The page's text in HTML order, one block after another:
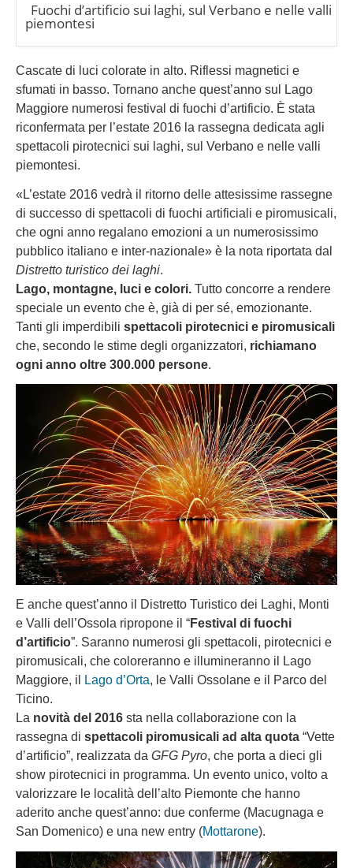
Fuochi d’artificio sui laghi, sul Verbano e nelle valli
piemontesi
Cascate di luci colorate in alto. Riflessi magnetici e
sfumati in basso. Tornano anche quest’anno sul Lago
Maggiore numerosi festival di fuochi d’artificio. È stata
riconfermata per l’estate 2016 la rassegna dedicata agli
spettacoli pirotecnici sui laghi, sul Verbano e nelle valli
piemontesi.
«L’estate 2016 vedrà il ritorno delle attesissime rassegne
di successo di spettacoli di fuochi artificiali e piromusicali,
che ogni anno regalano emozioni a un numerosissimo
pubblico italiano e inter-nazionale» è la nota riportata dal
Distretto turistico dei laghi.
Lago, montagne, luci e colori. Tutto concorre a rendere
speciale un evento che è, già di per sé, emozionante.
Tanti gli imperdibili spettacoli pirotecnici e piromusicali
che, secondo le stime degli organizzatori, richiamano
ogni anno oltre 300.000 persone.
E anche quest’anno il Distretto Turistico dei Laghi, Monti
e Valli dell’Ossola ripropone il “Festival di fuochi
d’artificio”. Saranno numerosi gli spettacoli, pirotecnici e
piromusicali, che coloreranno e illumineranno il Lago
Maggiore, il
Lago d’Orta, le Valli Ossolane e il Parco del
Ticino.
La novità del 2016 sta nella collaborazione con la
rassegna di spettacoli piromusicali ad alta quota “Vette
d’artificio”, realizzata da GFG Pyro, che porta a dieci gli
show pirotecnici in programma. Un evento unico, volto a
valorizzare le località dell’alto Piemonte che hanno
aderito anche quest’anno: due conferme (Macugnaga e
San Domenico) e una new entry (Mottarone).